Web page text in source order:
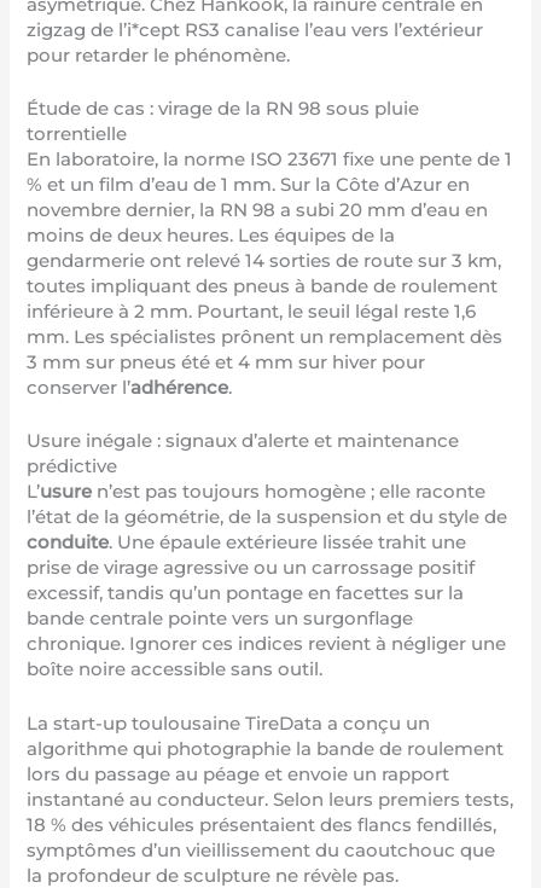
zigzag de l’i*cept RS3 canalise l’eau vers l’extérieur
pour retarder le phénomène.
Étude de cas : virage de la RN 98 sous pluie
torrentielle
En laboratoire, la norme ISO 23671 fixe une pente de 1
% et un film d’eau de 1 mm. Sur la Côte d’Azur en
novembre dernier, la RN 98 a subi 20 mm d’eau en
moins de deux heures. Les équipes de la
gendarmerie ont relevé 14 sorties de route sur 3 km,
toutes impliquant des pneus à bande de roulement
inférieure à 2 mm. Pourtant, le seuil légal reste 1,6
mm. Les spécialistes prônent un remplacement dès
3 mm sur pneus été et 4 mm sur hiver pour
conserver l’adhérence.
Usure inégale : signaux d’alerte et maintenance
prédictive
L’usure n’est pas toujours homogène ; elle raconte
l’état de la géométrie, de la suspension et du style de
conduite. Une épaule extérieure lissée trahit une
prise de virage agressive ou un carrossage positif
excessif, tandis qu’un pontage en facettes sur la
bande centrale pointe vers un surgonflage
chronique. Ignorer ces indices revient à négliger une
boîte noire accessible sans outil.
La start-up toulousaine TireData a conçu un
algorithme qui photographie la bande de roulement
lors du passage au péage et envoie un rapport
instantané au conducteur. Selon leurs premiers tests,
18 % des véhicules présentaient des flancs fendillés,
symptômes d’un vieillissement du caoutchouc que
la profondeur de sculpture ne révèle pas.